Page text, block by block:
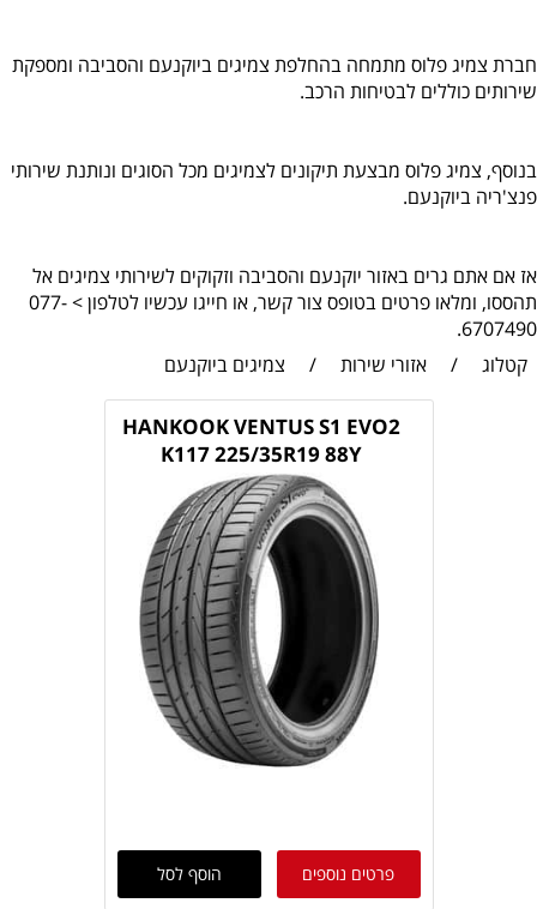
חברת צמיג פלוס מתמחה בהחלפת צמיגים ביוקנעם והסביבה ומספקת
שירותים כוללים לבטיחות הרכב.
בנוסף, צמיג פלוס מבצעת תיקונים לצמיגים מכל הסוגים ונותנת שירותי
פנצ'ריה ביוקנעם.
אז אם אתם גרים באזור יוקנעם והסביבה וזקוקים לשירותי צמיגים אל
תהססו, ומלאו פרטים בטופס צור קשר, או חייגו עכשיו לטלפון > 077-
6707490.
קטלוג
/ אזורי שירות / צמיגים ביוקנעם
HANKOOK VENTUS S1 EVO2
K117 225/35R19 88Y
פרטים נוספים הוסף לסל